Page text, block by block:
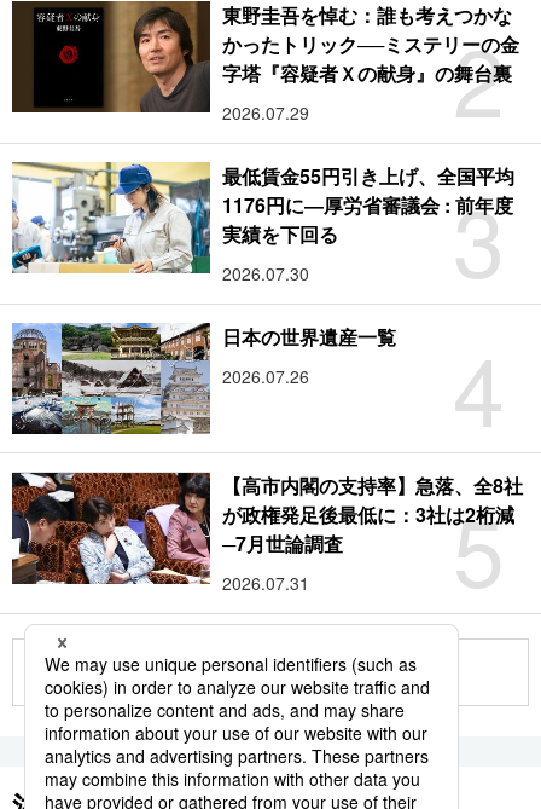
2
東野圭吾を悼む：誰も考えつかな
かったトリック──ミステリーの金
字塔『容疑者Ｘの献身』の舞台裏
2026.07.29
3
最低賃金55円引き上げ、全国平均
1176円に―厚労省審議会 : 前年度
実績を下回る
2026.07.30
4
日本の世界遺産一覧
2026.07.26
5
【高市内閣の支持率】急落、全8社
が政権発足後最低に：3社は2桁減
─7月世論調査
2026.07.31
もっと見る